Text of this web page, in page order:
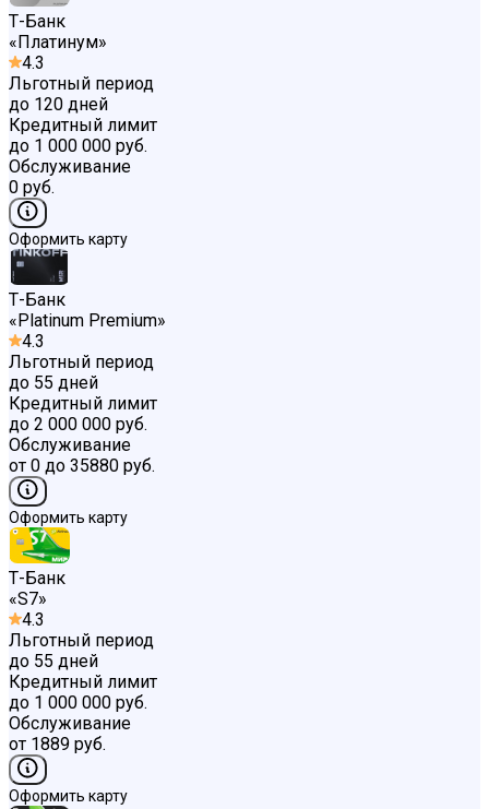
Т-Банк
« Платинум»
4.3
Льготный период
до 120 дней
Кредитный лимит
до 1 000 000 руб.
Обслуживание
0 руб.
Оформить карту
Т-Банк
« Platinum Premium»
4.3
Льготный период
до 55 дней
Кредитный лимит
до 2 000 000 руб.
Обслуживание
от 0 до 35880 руб.
Оформить карту
Т-Банк
«S7»
4.3
Льготный период
до 55 дней
Кредитный лимит
до 1 000 000 руб.
Обслуживание
от 1889 руб.
Оформить карту